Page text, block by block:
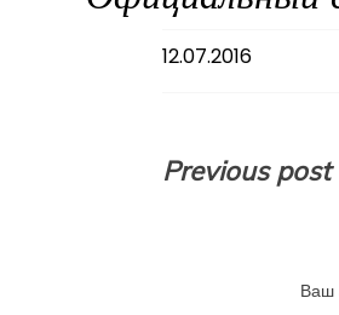
12.07.2016
Навигация
Previous post
Ваш